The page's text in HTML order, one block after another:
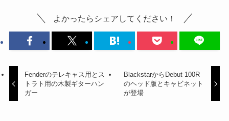
よかったらシェアしてください！
Fenderのテレキャス用とス
トラト用の木製ギターハン
ガー
BlackstarからDebut 100R
のヘッド版とキャビネット
が登場